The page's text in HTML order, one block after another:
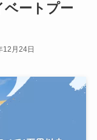
ベートプー
12月24日